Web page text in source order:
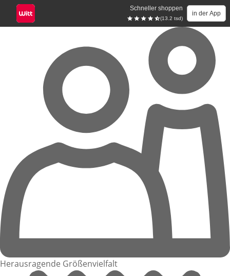
Schneller shoppen
(13.2 tsd)
in der App
Herausragende Größenvielfalt